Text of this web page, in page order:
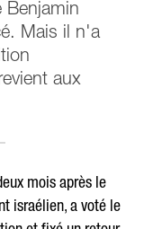
Benjamin
Mais il n'a
aux
mois après le
israélien, a voté le